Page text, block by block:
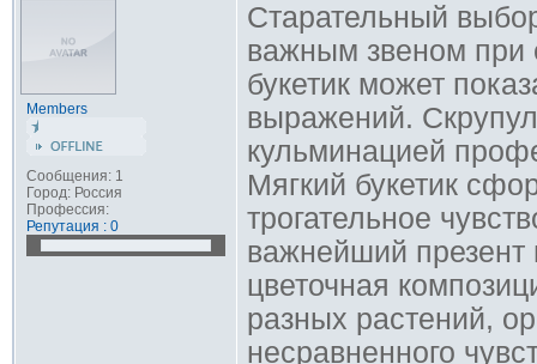
Members
Сообщения: 1
Город: Россия
Профессия:
Репутация : 0
Старательный
важным звеном при
букетик может
выражений.
кульминацией
Мягкий букетик
трогательное
важнейший
цветочная
разных растений,
несравненного